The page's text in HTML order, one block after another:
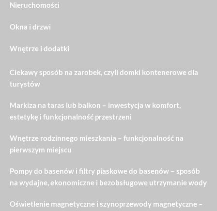
Nieruchomości
Okna i drzwi
Wnętrze i dodatki
Ciekawy sposób na zarobek, czyli domki kontenerowe dla
turystów
Markiza na taras lub balkon – inwestycja w komfort,
estetykę i funkcjonalność przestrzeni
Wnętrze rodzinnego mieszkania – funkcjonalność na
pierwszym miejscu
Pompy do basenów i filtry piaskowe do basenów – sposób
na wydajne, ekonomiczne i bezobsługowe utrzymanie wody
Oświetlenie magnetyczne i szynoprzewody magnetyczne –